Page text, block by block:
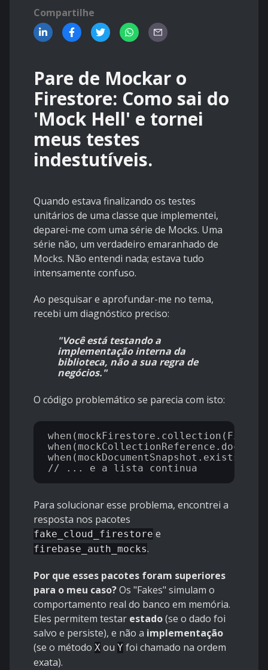
Compartilhe
Pare de Mockar o
Firestore: Como sai do
'Mock Hell' e tornei
meus testes
indestutíveis.
Quando estava finalizando os testes
unitários de uma classe que implementei,
deparei-me com uma série de Mocks. Uma
série não, um verdadeiro emaranhado de
Mocks. Não entendi nada; estava tudo
intensamente confuso.
Ao pesquisar e aprofundar-me no tema,
recebi um diagnóstico preciso:
"Você está testando a
implementação interna da
biblioteca, não a sua regra de
negócios."
O código problemático se parecia com isto:
Para solucionar esse problema, encontrei a
resposta nos pacotes
fake_cloud_firestore e
firebase_auth_mocks.
Por que esses pacotes foram superiores
para o meu caso?Os "Fakes" simulam o
comportamento real do banco em memória.
Eles permitem testar estado(se o dado foi
salvo e persiste), e não a implementação
(se o método X ou Y foi chamado na ordem
exata).